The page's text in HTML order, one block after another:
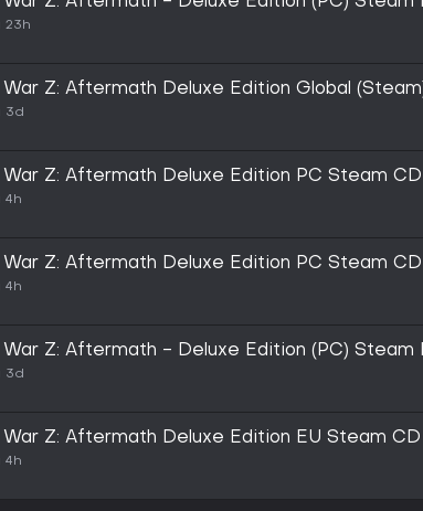
23h
War Z: Aftermath Deluxe Edition Global
3d
War Z: Aftermath Deluxe Edition PC Steam
4h
War Z: Aftermath Deluxe Edition PC Steam
4h
War Z: Aftermath - Deluxe Edition (PC) Steam
3d
War Z: Aftermath Deluxe Edition EU Steam
4h